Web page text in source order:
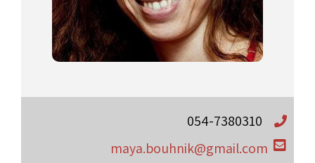
054-7380310
maya.bouhnik@gmail.com